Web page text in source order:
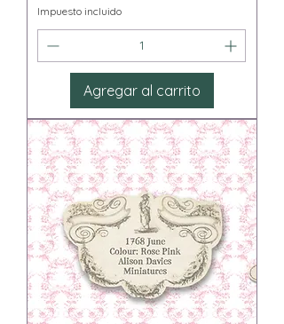
Impuesto incluido
Agregar al carrito